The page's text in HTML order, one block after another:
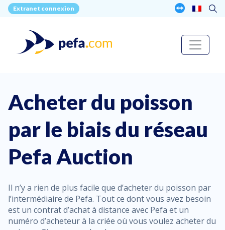
Extranet connexion
Acheter du poisson
par le biais du réseau
Pefa Auction
Il n’y a rien de plus facile que d’acheter du poisson par
l’intermédiaire de Pefa. Tout ce dont vous avez besoin
est un contrat d’achat à distance avec Pefa et un
numéro d’acheteur à la criée où vous voulez acheter du